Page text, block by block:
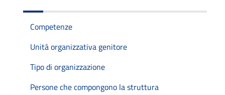
Competenze
Unità organizzativa genitore
Tipo di organizzazione
Persone che compongono la struttura